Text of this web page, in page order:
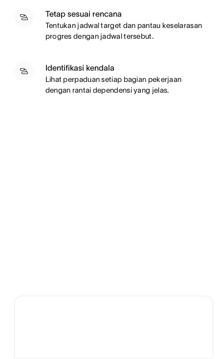
Tetap sesuai rencana
Tentukan jadwal target dan pantau keselarasan
progres dengan jadwal tersebut.
Identifikasi kendala
Lihat perpaduan setiap bagian pekerjaan
dengan rantai dependensi yang jelas.